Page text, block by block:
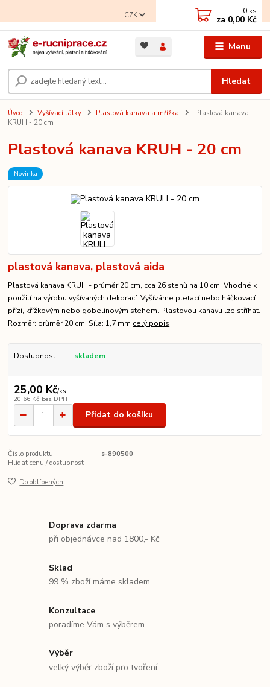
Menu
CZK
Hledat
0 ks
za 0,00 Kč
Úvod Vyšívací látky Plastová kanava a mřížka
Plastová kanava
KRUH - 20 cm
Plastová kanava KRUH - 20 cm
Novinka
plastová kanava, plastová aida
Plastová kanava KRUH - průměr 20 cm, cca 26 stehů na 10 cm. Vhodné k
použití na výrobu vyšívaných dekorací. Vyšíváme pletací nebo háčkovací
přízí, křížkovým nebo gobelínovým stehem. Plastovou kanavu lze stříhat.
Rozměr: průměr 20 cm. Síla: 1,7 mm celý popis
Dostupnost skladem
25,00 Kč/ks
20,66 Kč bez DPH
Přidat do košíku
Číslo produktu:
s-890500
Hlídat cenu / dostupnost
Do oblíbených
Doprava zdarma
při objednávce nad 1800,- Kč
Sklad
99 % zboží máme skladem
Konzultace
poradíme Vám s výběrem
Výběr
velký výběr zboží pro tvoření